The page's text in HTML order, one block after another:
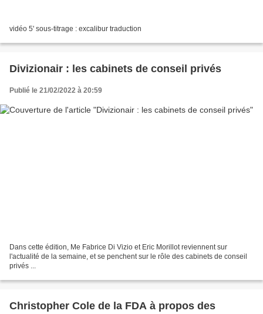
vidéo 5' sous-titrage : excalibur traduction
Divizionair : les cabinets de conseil privés
Publié le 21/02/2022 à 20:59
Dans cette édition, Me Fabrice Di Vizio et Eric Morillot reviennent sur
l'actualité de la semaine, et se penchent sur le rôle des cabinets de conseil
privés ...
Christopher Cole de la FDA à propos des